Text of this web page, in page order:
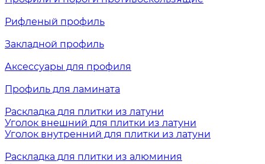
Рифленый профиль
Закладной профиль
Аксессуары для профиля
Профиль для ламината
Раскладка для плитки из латуни
Уголок внешний для плитки из латуни
Уголок внутренний для плитки из латуни
Раскладка для плитки из алюминия